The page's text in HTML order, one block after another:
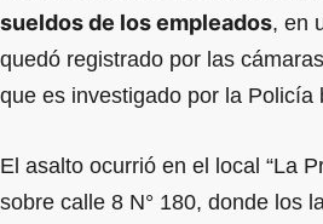
sueldos de los empleados, en
quedó registrado por las
que es investigado por la Policía
El asalto ocurrió en el local “La
sobre calle 8 N° 180, donde los